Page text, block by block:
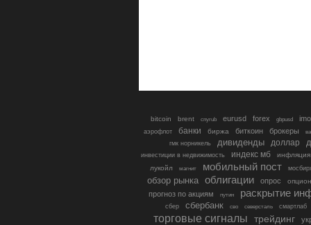
bitcoin brent cnyrub eurusd forex gbpusd
аэрофлот банки биржа биткоин брокеры
гмк норникель
дивиденды доллар
инвестиции в недвижимость индекс мб
инфляция
лукойл
магнит мобильный пост
обзор рынка облигации опрос
прогноз по акциям путин раскрытие
сбер сбербанк сво северсталь смартлаб
торговые сигналы трейдинг